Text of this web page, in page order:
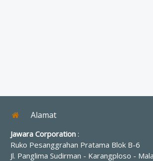
Alamat
Jawara Corporation :
Ruko Pesanggrahan Pratama Blok B-6
Jl. Panglima Sudirman - Karangploso -